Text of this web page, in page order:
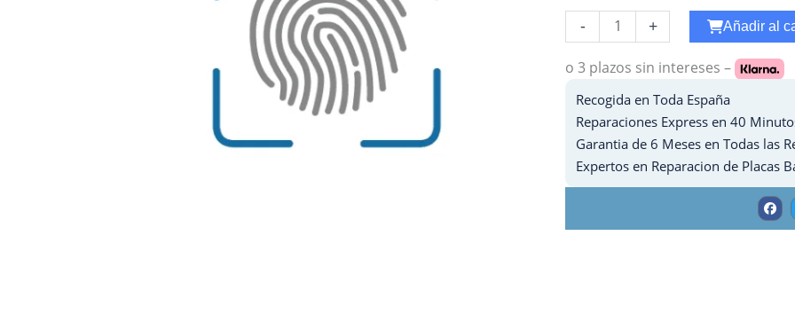
-
Reparar
WiFi
Ipad
cantidad
+ Añadir al
o 3 plazos sin intereses –
Recogida en Toda España
Reparaciones Express en 40
Garantia de 6 Meses en Todas las
Expertos en Reparacion de Placas
F
a
c
e